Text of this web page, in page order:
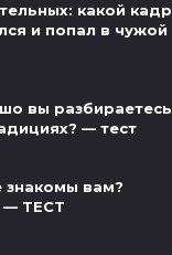
какой кадр
и попал в чужой
вы разбираетесь
— тест
знакомы вам?
— ТЕСТ